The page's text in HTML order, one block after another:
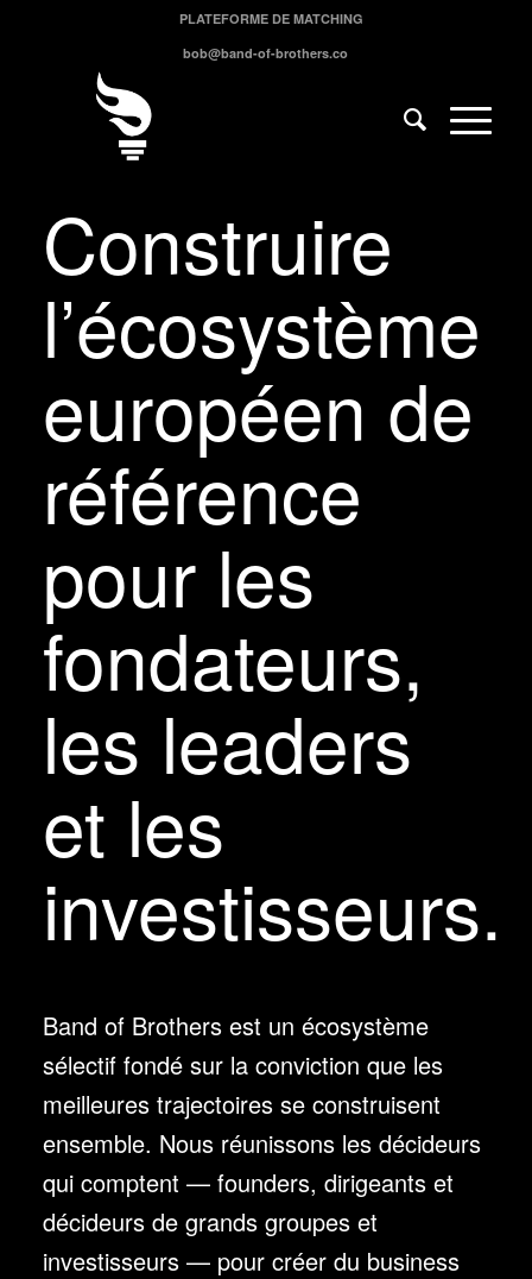
PLATEFORME DE MATCHING
bob@band-of-brothers.co
Construire
l’écosystème
européen de
référence
pour les
fondateurs,
les leaders
et les
investisseurs.
Band of Brothers est un écosystème
sélectif fondé sur la conviction que les
meilleures trajectoires se construisent
ensemble. Nous réunissons les décideurs
qui comptent — founders, dirigeants et
décideurs de grands groupes et
investisseurs — pour créer du business